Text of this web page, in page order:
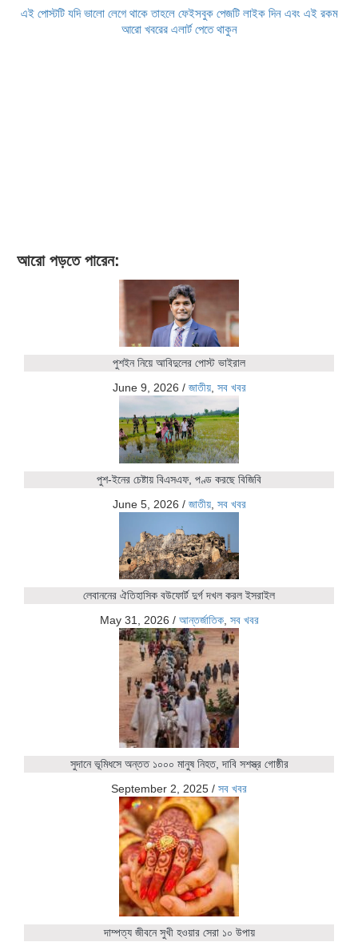
এই পোস্টটি যদি ভালো লেগে থাকে তাহলে ফেইসবুক পেজটি লাইক দিন এবং এই রকম
আরো খবরের এলার্ট পেতে থাকুন
আরো পড়তে পারেন:
পুশইন নিয়ে আবিদুলের পোস্ট ভাইরাল
June 9, 2026 / জাতীয়, সব খবর
পুশ-ইনের চেষ্টায় বিএসএফ, পণ্ড করছে বিজিবি
June 5, 2026 / জাতীয়, সব খবর
লেবাননের ঐতিহাসিক বউফোর্ট দুর্গ দখল করল ইসরাইল
May 31, 2026 / আন্তর্জাতিক, সব খবর
সুদানে ভূমিধসে অন্তত ১০০০ মানুষ নিহত, দাবি সশস্ত্র গোষ্ঠীর
September 2, 2025 / সব খবর
দাম্পত্য জীবনে সুখী হওয়ার সেরা ১০ উপায়